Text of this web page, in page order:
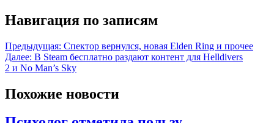
Навигация по записям
Предыдущая: Спектор вернулся, новая Elden Ring и прочее
Далее: В Steam бесплатно раздают контент для Helldivers
2 и No Man’s Sky
Похожие новости